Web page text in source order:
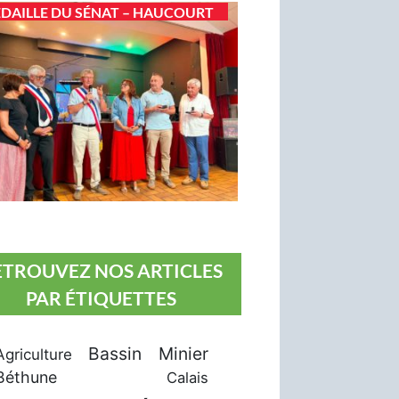
DU SÉNAT – HAUCOURT
NOS ARTICLES
PAR ÉTIQUETTES
Bassin Minier
Calais